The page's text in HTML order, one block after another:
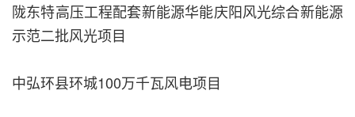
陇东特高压工程配套新能源华能庆阳风光综合新能源
示范二批风光项目
中弘环县环城100万千瓦风电项目